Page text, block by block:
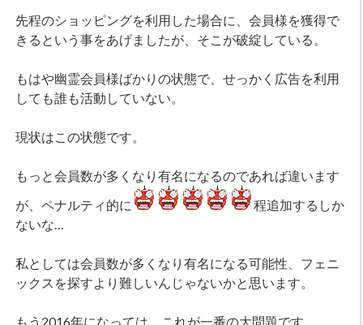
先程のショッピングを利用した場合に、会員様を獲得で
きるという事をあげましたが、そこが破綻している。
もはや幽霊会員様ばかりの状態で、せっかく広告を利用
しても誰も活動していない。
現状はこの状態です。
もっと会員数が多くなり有名になるのであれば違います
が、ペナルティ的に
程追加するしか
ないな…
私としては会員数が多くなり有名になる可能性、フェニ
ックスを探すより難しいんじゃないかと思います。
もう2016年になっては、これが一番の大問題です。